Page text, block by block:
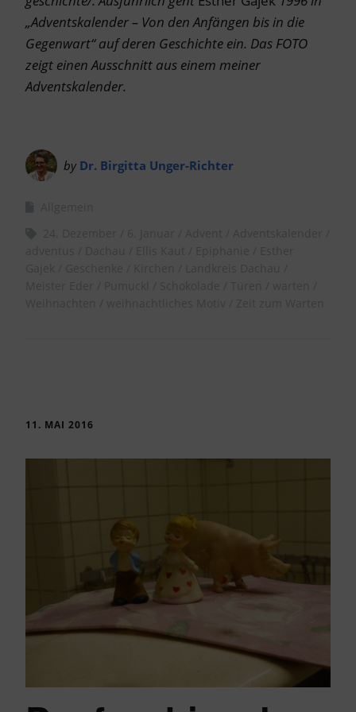
„Adventskalender – Von den Anfängen bis in die
Gegenwart“ auf deren Geschichte ein. Das FOTO
zeigt einen Ausschnitt aus einem meiner
Adventskalender.
by Dr. Birgitta Unger-Richter
11. MAI 2016